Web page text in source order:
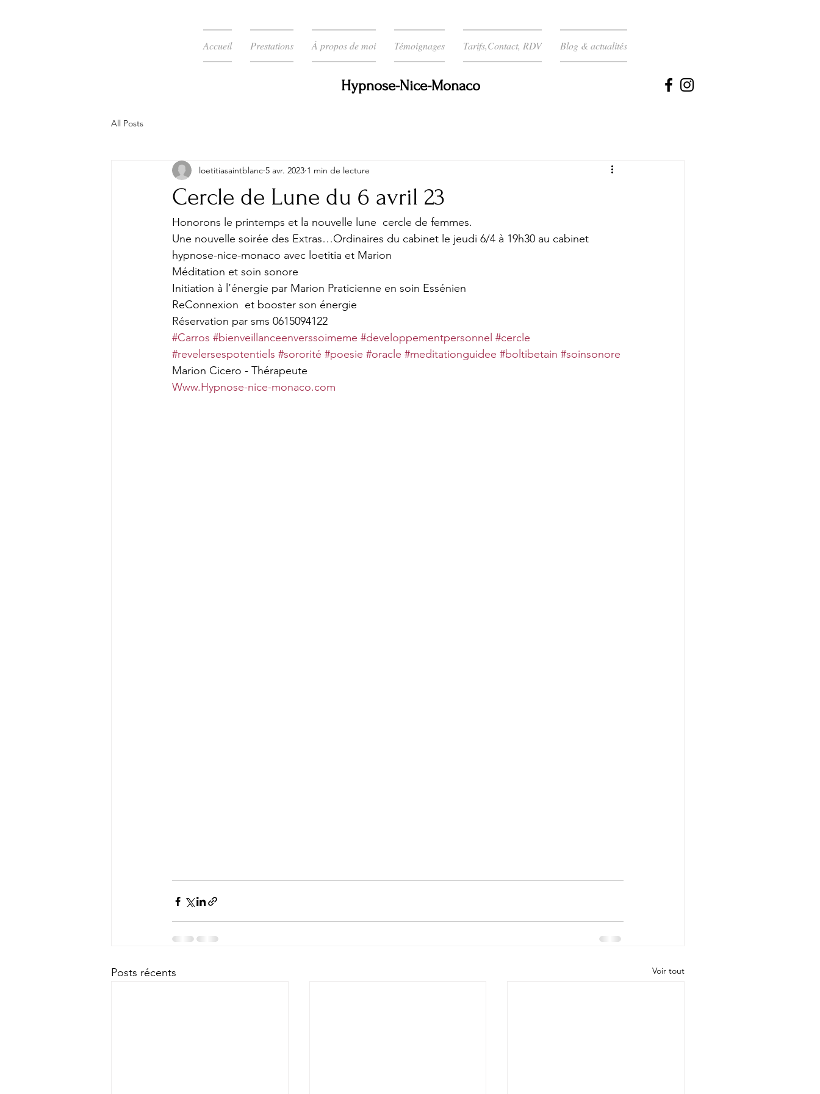
Accueil Prestations À propos de moi Témoignages Tarifs,Contact, RDV Blog & actualités
Hypnose-Nice-Monaco
All Posts
Cercle de Lune du 6 avril 23
loetitiasaintblanc 5 avr. 2023 1 min de lecture
Honorons le printemps et la nouvelle lune  cercle de femmes.
Une nouvelle soirée des Extras…Ordinaires du cabinet le jeudi 6/4 à 19h30 au cabinet
hypnose-nice-monaco avec loetitia et Marion
Méditation et soin sonore
Initiation à l’énergie par Marion Praticienne en soin Essénien
ReConnexion  et booster son énergie
Réservation par sms 0615094122
#Carros #bienveillanceenverssoimeme #developpementpersonnel #cercle
#revelersespotentiels #sororité #poesie #oracle #meditationguidee #boltibetain #soinsonore
Marion Cicero - Thérapeute
Www.Hypnose-nice-monaco.com
Posts récents Voir tout